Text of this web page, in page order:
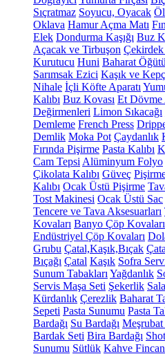
Sıçratmaz Soyucu, Oyacak
Oklava Hamur Açma Matı
Elek Dondurma Kaşığı Buz
Açacak ve Tirbuşon Çekirdek
Kurutucu Huni Baharat
Sarımsak Ezici Kaşık ve
Nihale İçli Köfte Aparatı
Kalıbı Buz Kovası Et Dövme
Değirmenleri Limon Sıkacağı
Demleme French Press
Demlik Moka Pot Çaydanlık
Fırında Pişirme Pasta Kalıbı
Cam Tepsi Alüminyum Folyo
Çikolata Kalıbı Güveç
Kalıbı Ocak Üstü Pişirme
Tost Makinesi Ocak Üstü Sac
Tencere ve Tava Aksesuarları
Kovaları Banyo Çöp Kovaları
Endüstriyel Çöp Kovaları
Grubu Çatal,Kaşık,Bıçak
Bıçağı Çatal Kaşık Sofra
Sunum Tabakları Yağdanlık
Servis Maşa Seti Şekerlik
Kürdanlık Çerezlik Baharat
Sepeti Pasta Sunumu Pasta
Bardağı Su Bardağı Meşrubat
Bardak Seti Bira Bardağı
Sunumu Sütlük Kahve